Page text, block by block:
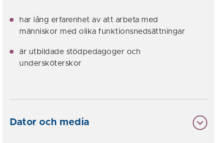
har lång erfarenhet av att arbeta med
människor med olika funktionsnedsättningar
är utbildade stödpedagoger och
undersköterskor
Dator och media